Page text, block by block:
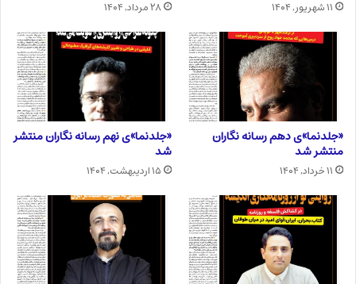
۱۱ شهریور, ۱۴۰۴ ۲۸ مرداد, ۱۴۰۴
«جلدنما»ی دهم رسانه نگاران
منتشر شد
۱۱ خرداد, ۱۴۰۴
«جلدنما»ی نهم رسانه نگاران منتشر
شد
۱۵ اردیبهشت, ۱۴۰۴